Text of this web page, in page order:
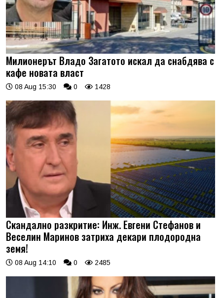
Милионерът Владо Загатото искал да снабдява с
кафе новата власт
08 Aug 15:30 0 1428
Скандално разкритие: Инж. Евгени Стефанов и
Веселин Маринов затриха декари плодородна
земя!
08 Aug 14:10 0 2485